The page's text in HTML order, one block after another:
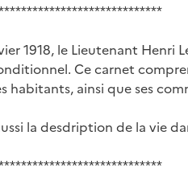
1918, le Lieutenant
Ce carnet
habitants, ainsi que ses
la desdription de la vie